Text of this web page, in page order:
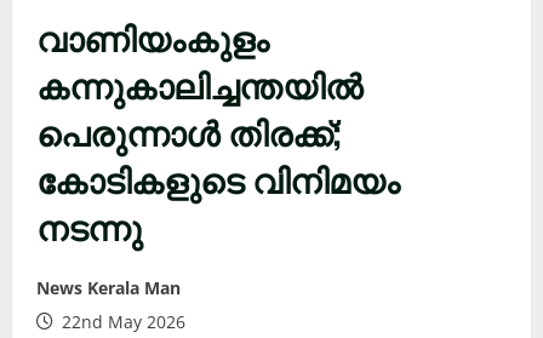
വാണിയംകുളം
കന്നുകാലിച്ചന്തയിൽ
പെരുന്നാൾ തിരക്ക്;
കോടികളുടെ വിനിമയം
നടന്നു
News Kerala Man
22nd May 2026